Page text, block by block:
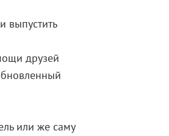
выпустить
друзей
или же саму